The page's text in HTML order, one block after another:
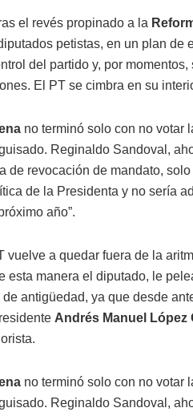
el revés propinado a la
petistas, en un plan de
del partido y, por
El PT se cimbra en su
no terminó solo con no votar
Reginaldo Sandoval,
de revocación de mandato,
de la Presidenta y no sería
año”.
vuelve a quedar fuera de la
esta manera el diputado, le
antigüedad, ya que desde
Andrés Manuel López
no terminó solo con no votar
Reginaldo Sandoval,